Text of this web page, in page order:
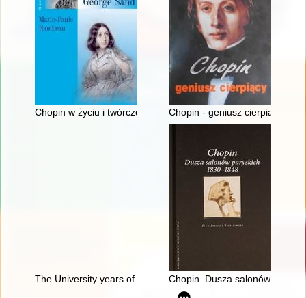
Chopin w życiu i twórczości George SandChopin - geniusz cierpiący
The University years of Fryderyk ChopinChopin. Dusza salonów